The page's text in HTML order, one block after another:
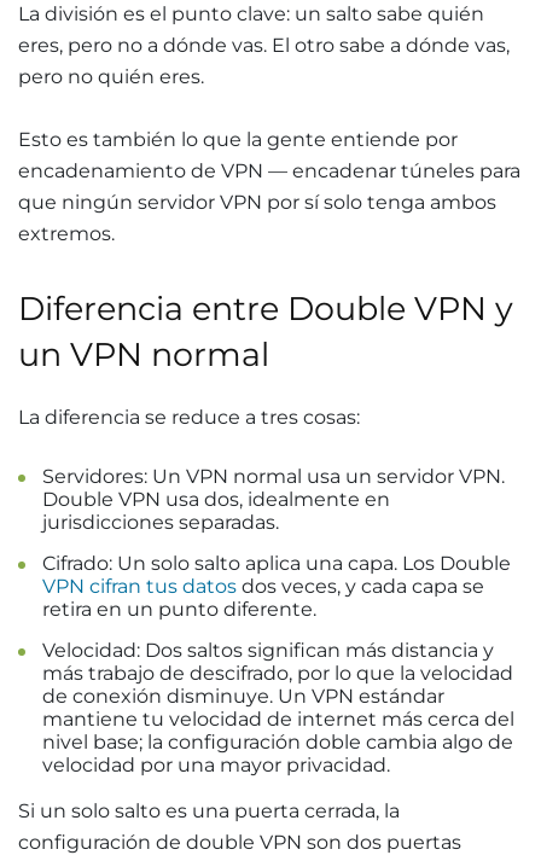
La división es el punto clave: un salto sabe quién
eres, pero no a dónde vas. El otro sabe a dónde vas,
pero no quién eres.
Esto es también lo que la gente entiende por
encadenamiento de VPN — encadenar túneles para
que ningún servidor VPN por sí solo tenga ambos
extremos.
Diferencia entre Double VPN y
un VPN normal
La diferencia se reduce a tres cosas:
Servidores: Un VPN normal usa un servidor VPN.
Double VPN usa dos, idealmente en
jurisdicciones separadas.
Cifrado: Un solo salto aplica una capa. Los Double
VPN cifran tus datos dos veces, y cada capa se
retira en un punto diferente.
Velocidad: Dos saltos significan más distancia y
más trabajo de descifrado, por lo que la velocidad
de conexión disminuye. Un VPN estándar
mantiene tu velocidad de internet más cerca del
nivel base; la configuración doble cambia algo de
velocidad por una mayor privacidad.
Si un solo salto es una puerta cerrada, la
configuración de double VPN son dos puertas